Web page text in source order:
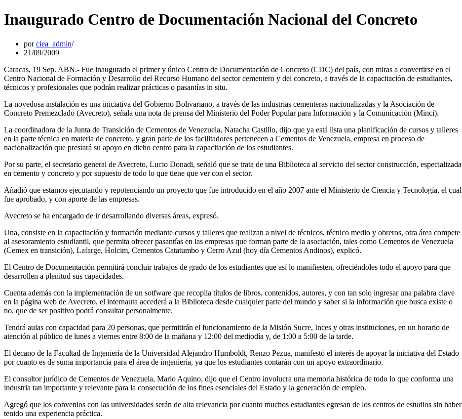
Inaugurado Centro de Documentación Nacional del Concreto
porciea_admin
21/09/2009
Caracas, 19 Sep. ABN.- Fue inaugurado el primer y único Centro de Documentación de Concreto (CDC) del país, con miras a convertirse en el
Centro Nacional de Formación y Desarrollo del Recurso Humano del sector cementero y del concreto, a través de la capacitación de estudiantes,
técnicos y profesionales que podrán realizar prácticas o pasantías in situ.
La novedosa instalación es una iniciativa del Gobierno Bolivariano, a través de las industrias cementeras nacionalizadas y la Asociación de
Concreto Premezclado (Avecreto), señala una nota de prensa del Ministerio del Poder Popular para Información y la Comunicación (Minci).
La coordinadora de la Junta de Transición de Cementos de Venezuela, Natacha Castillo, dijo que ya está lista una planificación de cursos y talleres
en la parte técnica en materia de concreto, y gran parte de los facilitadores pertenecen a Cementos de Venezuela, empresa en proceso de
nacionalización que prestará su apoyo en dicho centro para la capacitación de los estudiantes.
Por su parte, el secretario general de Avecreto, Lucio Donadi, señaló que se trata de una Biblioteca al servicio del sector construcción, especializada
en cemento y concreto y por supuesto de todo lo que tiene que ver con el sector.
Añadió que estamos ejecutando y repotenciando un proyecto que fue introducido en el año 2007 ante el Ministerio de Ciencia y Tecnología, el cual
fue aprobado, y con aporte de las empresas.
Avecreto se ha encargado de ir desarrollando diversas áreas, expresó.
Una, consiste en la capacitación y formación mediante cursos y talleres que realizan a nivel de técnicos, técnico medio y obreros, otra área compete
al asesoramiento estudiantil, que permita ofrecer pasantías en las empresas que forman parte de la asociación, tales como Cementos de Venezuela
(Cemex en transición), Lafarge, Holcim, Cementos Catatumbo y Cerro Azul (hoy día Cementos Andinos), explicó.
El Centro de Documentación permitirá concluir trabajos de grado de los estudiantes que así lo manifiesten, ofreciéndoles todo el apoyo para que
desarrollen a plenitud sus capacidades.
Cuenta además con la implementación de un sotfware que recopila títulos de libros, contenidos, autores, y con tan solo ingresar una palabra clave
en la página web de Avecreto, el internauta accederá a la Biblioteca desde cualquier parte del mundo y saber si la información que busca existe o
no, que de ser positivo podrá consultar personalmente.
Tendrá aulas con capacidad para 20 personas, que permitirán el funcionamiento de la Misión Sucre, Inces y otras instituciones, en un horario de
atención al público de lunes a viernes entre 8:00 de la mañana y 12:00 del mediodía y, de 1:00 a 5:00 de la tarde.
El decano de la Facultad de Ingeniería de la Universidad Alejandro Humboldt, Renzo Pezua, manifestó el interés de apoyar la iniciativa del Estado
por cuanto es de suma importancia para el área de ingeniería, ya que los estudiantes contarán con un apoyo extraordinario.
El consultor jurídico de Cementos de Venezuela, Mario Aquino, dijo que el Centro involucra una memoria histórica de todo lo que conforma una
industria tan importante y relevante para la consecución de los fines esenciales del Estado y la generación de empleo.
Agregó que los convenios con las universidades serán de alta relevancia por cuanto muchos estudiantes egresan de los centros de estudios sin haber
tenido una experiencia práctica.